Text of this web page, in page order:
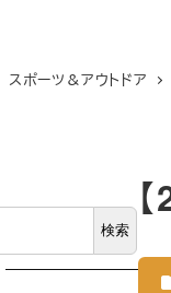
スポーツ＆アウトドア
検索